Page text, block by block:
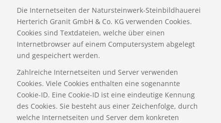
Die Internetseiten der Natursteinwerk-Steinbildhauerei
Herterich Granit GmbH & Co. KG verwenden Cookies.
Cookies sind Textdateien, welche über einen
Internetbrowser auf einem Computersystem abgelegt
und gespeichert werden.
Zahlreiche Internetseiten und Server verwenden
Cookies. Viele Cookies enthalten eine sogenannte
Cookie-ID. Eine Cookie-ID ist eine eindeutige Kennung
des Cookies. Sie besteht aus einer Zeichenfolge, durch
welche Internetseiten und Server dem konkreten